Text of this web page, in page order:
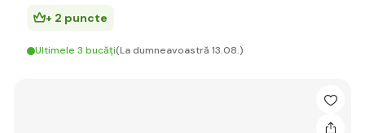
+ 2 puncte
Ultimele 3 bucăți(La dumneavoastră 13.08.)